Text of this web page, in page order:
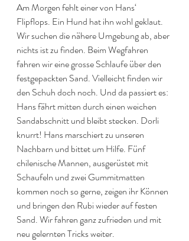
Am Morgen fehlt einer von Hans‘
Flipflops. Ein Hund hat ihn wohl geklaut.
Wir suchen die nähere Umgebung ab, aber
nichts ist zu finden. Beim Wegfahren
fahren wir eine grosse Schlaufe über den
festgepackten Sand. Vielleicht finden wir
den Schuh doch noch. Und da passiert es:
Hans fährt mitten durch einen weichen
Sandabschnitt und bleibt stecken. Dorli
knurrt! Hans marschiert zu unseren
Nachbarn und bittet um Hilfe. Fünf
chilenische Mannen, ausgerüstet mit
Schaufeln und zwei Gummitmatten
kommen noch so gerne, zeigen ihr Können
und bringen den Rubi wieder auf festen
Sand. Wir fahren ganz zufrieden und mit
neu gelernten Tricks weiter.